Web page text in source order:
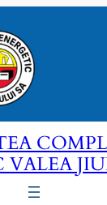
VALEA